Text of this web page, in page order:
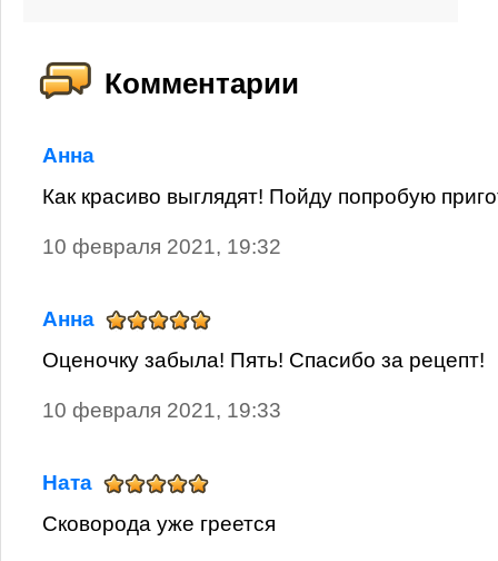
Комментарии
Анна
Как красиво выглядят! Пойду попробую
10 февраля 2021, 19:32
Анна
Оценочку забыла! Пять! Спасибо за рецепт!
10 февраля 2021, 19:33
Ната
Сковорода уже греется